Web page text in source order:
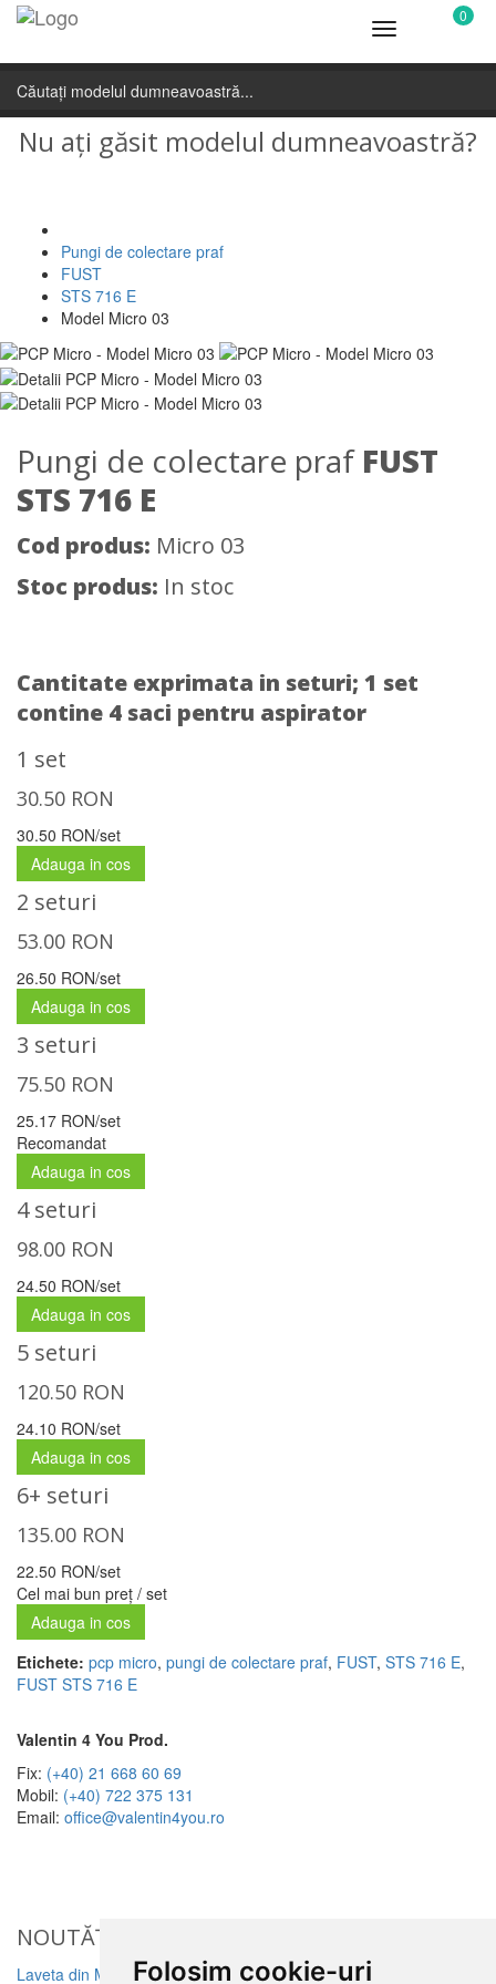
Folosim cookie-uri
Toggle
navigation
0
Nu ați găsit modelul dumneavoastră?
Pungi de colectare praf
FUST
STS 716 E
Model Micro 03
Pungi de colectare praf FUST
STS 716 E
Cod produs: Micro 03
Stoc produs: In stoc
Cantitate exprimata in seturi; 1 set
contine 4 saci pentru aspirator
1 set
30.50 RON
30.50 RON/set
Adauga in cos
2 seturi
53.00 RON
26.50 RON/set
Adauga in cos
3 seturi
75.50 RON
25.17 RON/set
Recomandat
Adauga in cos
4 seturi
98.00 RON
24.50 RON/set
Adauga in cos
5 seturi
120.50 RON
24.10 RON/set
Adauga in cos
6+ seturi
135.00 RON
22.50 RON/set
Cel mai bun preț / set
Adauga in cos
Etichete: pcp micro, pungi de colectare praf, FUST, STS 716 E,
FUST STS 716 E
Valentin 4 You Prod.
Fix: (+40) 21 668 60 69
Mobil: (+40) 722 375 131
Email: office@valentin4you.ro
NOUTĂȚi
Laveta din Microfibră